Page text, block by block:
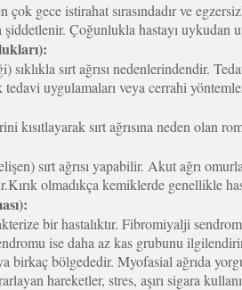
gece istirahat sırasındadır ve
Çoğunlukla hastayı uykudan
sırt ağrısı nedenlerindendir.
uygulamaları veya cerrahi
kısıtlayarak sırt ağrısına neden olan
sırt ağrısı yapabilir. Akut ağrı
olmadıkça kemiklerde genellikle
bir hastalıktır. Fibromiyalji
ise daha az kas grubunu
birkaç bölgededir. Myofasial ağrıda
hareketler, stres, aşırı sigara